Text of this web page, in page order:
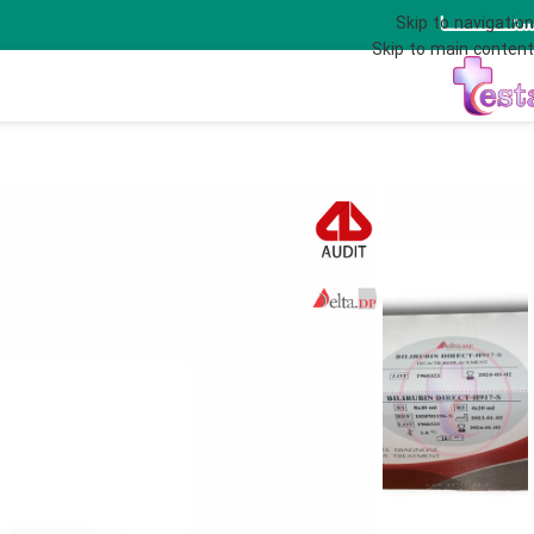
Skip to navigation
Skip to main content